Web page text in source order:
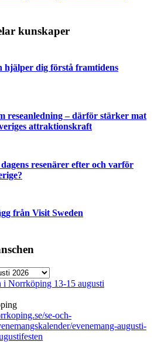
kunskaper
hjälper dig förstå framtidens
reseanledning – därför stärker mat
attraktionskraft
resenärer efter och varför
från Visit Sweden
i Norrköping 13-15 augusti
se-och-
evenemang-augusti-